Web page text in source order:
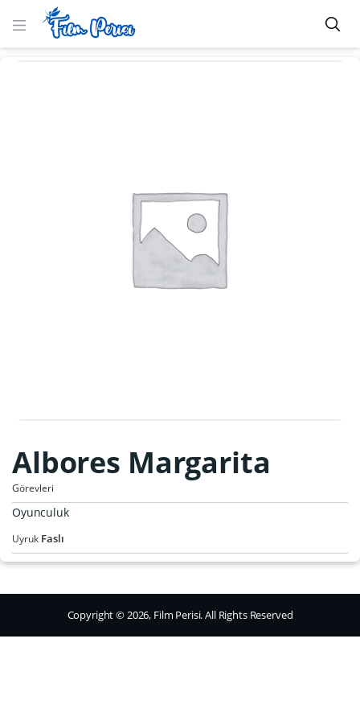
Albores Margarita
Görevleri
Oyunculuk
Uyruk Faslı
Copyright © 2026, Film Perisi. All Rights Reserved